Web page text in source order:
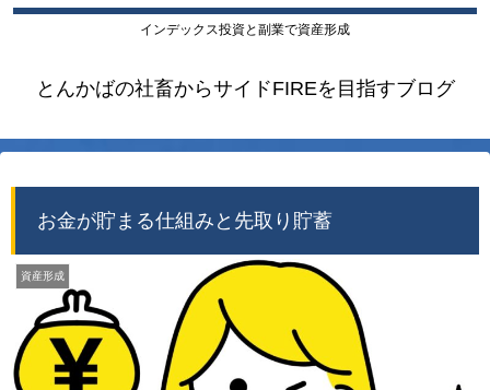
インデックス投資と副業で資産形成
とんかばの社畜からサイドFIREを目指すブログ
お金が貯まる仕組みと先取り貯蓄
資産形成